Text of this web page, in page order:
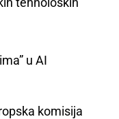
u AI
komisija